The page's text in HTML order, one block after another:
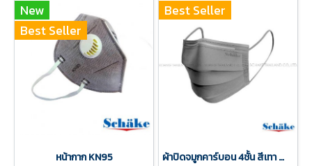
New
Best Seller
หน้ากาก KN95
Best Seller
ผ้าปิดจมูกคาร์บอน 4ชั้น สีเทา สำหรับใช้ในงานอุตสาหกรรมต่างๆ